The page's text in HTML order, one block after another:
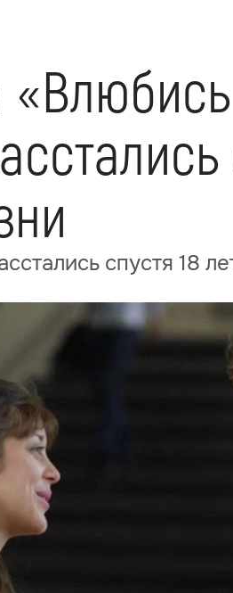
спустя 18